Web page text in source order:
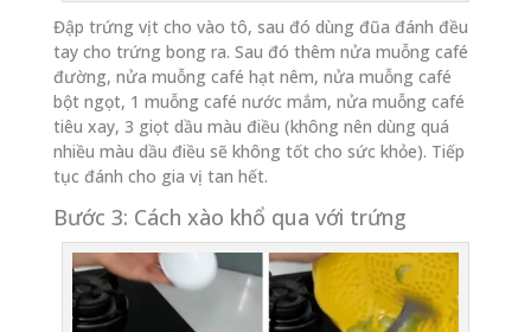
Đập trứng vịt cho vào tô, sau đó dùng đũa đánh đều
tay cho trứng bong ra. Sau đó thêm nửa muỗng café
đường, nửa muỗng café hạt nêm, nửa muỗng café
bột ngọt, 1 muỗng café nước mắm, nửa muỗng café
tiêu xay, 3 giọt dầu màu điều (không nên dùng quá
nhiều màu dầu điều sẽ không tốt cho sức khỏe). Tiếp
tục đánh cho gia vị tan hết.
Bước 3: Cách xào khổ qua với trứng